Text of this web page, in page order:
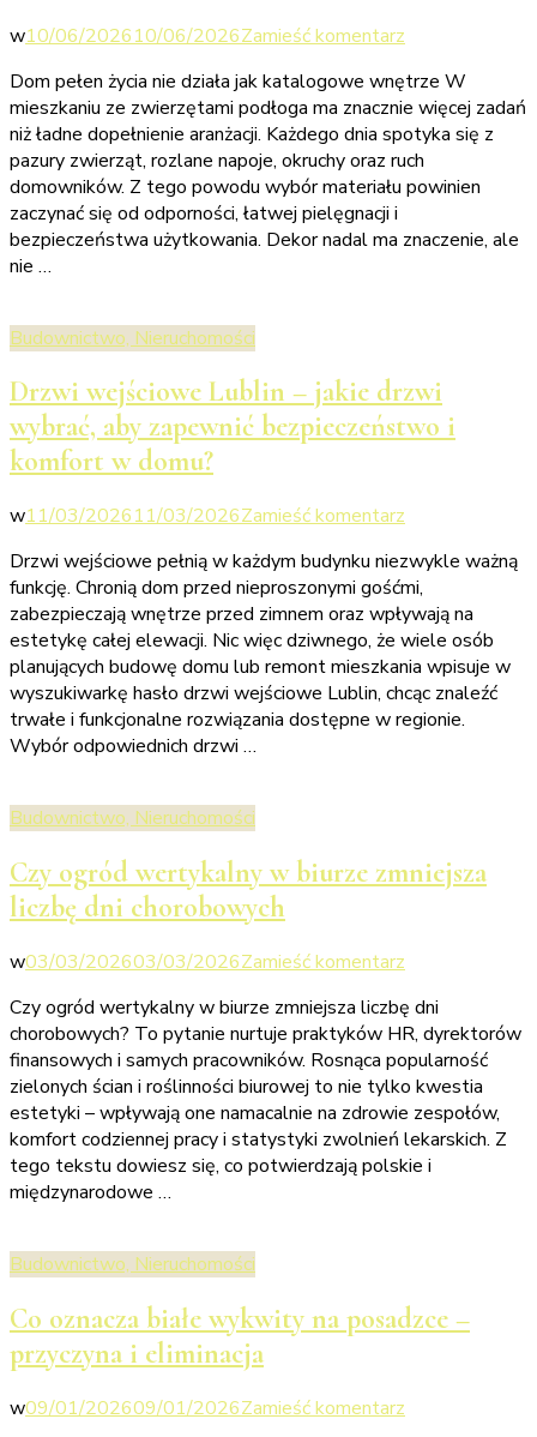
w10/06/202610/06/2026Zamieść komentarz
Podłoga
w
domu
z
dziećmi
co
materiał
Dom pełen życia nie działa jak katalogowe wnętrze W
mieszkaniu ze zwierzętami podłoga ma znacznie więcej zadań
niż ładne dopełnienie aranżacji. Każdego dnia spotyka się z
pazury zwierząt, rozlane napoje, okruchy oraz ruch
domowników. Z tego powodu wybór materiału powinien
zaczynać się od odporności, łatwej pielęgnacji i
bezpieczeństwa użytkowania. Dekor nadal ma znaczenie, ale
nie …
Budownictwo, Nieruchomości
Drzwi wejściowe Lublin – jakie drzwi
wybrać, aby zapewnić bezpieczeństwo i
komfort w domu?
w11/03/202611/03/2026Zamieść komentarz
Drzwi
wejściowe
Lublin
–
jakie
drzwi
wybrać,
komfort
w
Drzwi wejściowe pełnią w każdym budynku niezwykle ważną
funkcję. Chronią dom przed nieproszonymi gośćmi,
zabezpieczają wnętrze przed zimnem oraz wpływają na
estetykę całej elewacji. Nic więc dziwnego, że wiele osób
planujących budowę domu lub remont mieszkania wpisuje w
wyszukiwarkę hasło drzwi wejściowe Lublin, chcąc znaleźć
trwałe i funkcjonalne rozwiązania dostępne w regionie.
Wybór odpowiednich drzwi …
Budownictwo, Nieruchomości
Czy ogród wertykalny w biurze zmniejsza
liczbę dni chorobowych
w03/03/202603/03/2026Zamieść komentarz
Czy
ogród
wertykalny
w
biurze
zmniejsza
liczbę
Czy ogród wertykalny w biurze zmniejsza liczbę dni
chorobowych? To pytanie nurtuje praktyków HR, dyrektorów
finansowych i samych pracowników. Rosnąca popularność
zielonych ścian i roślinności biurowej to nie tylko kwestia
estetyki – wpływają one namacalnie na zdrowie zespołów,
komfort codziennej pracy i statystyki zwolnień lekarskich. Z
tego tekstu dowiesz się, co potwierdzają polskie i
międzynarodowe …
Budownictwo, Nieruchomości
Co oznacza białe wykwity na posadzce –
przyczyna i eliminacja
w09/01/202609/01/2026Zamieść komentarz